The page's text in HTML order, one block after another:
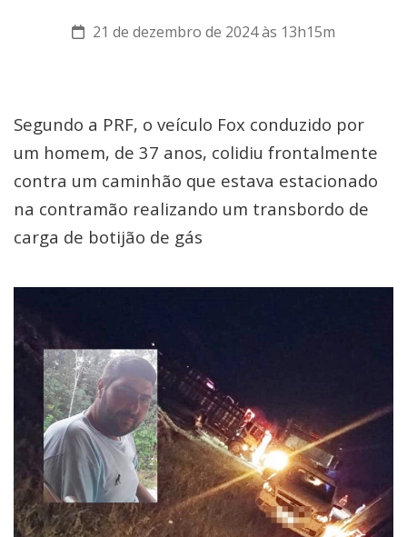
21 de dezembro de 2024 às 13h15m
Segundo a PRF, o veículo Fox conduzido por
um homem, de 37 anos, colidiu frontalmente
contra um caminhão que estava estacionado
na contramão realizando um transbordo de
carga de botijão de gás